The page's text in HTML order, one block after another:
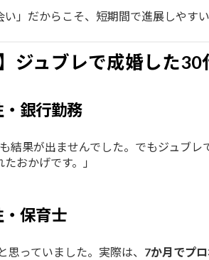
」だからこそ、短期間で進展しやすい
ジュブレで成婚した
銀行勤務
結果が出ませんでした。でもジュブレ
おかげです。」
保育士
思っていました。実際は、 7か月でプ